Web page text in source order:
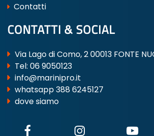
Contatti
CONTATTI & SOCIAL
Via Lago di Como, 2 00013 FONTE
Tel: 06 9050123
info@marinipro.it
whatsapp 388 6245127
dove siamo